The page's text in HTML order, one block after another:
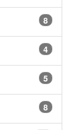
8
4
5
8